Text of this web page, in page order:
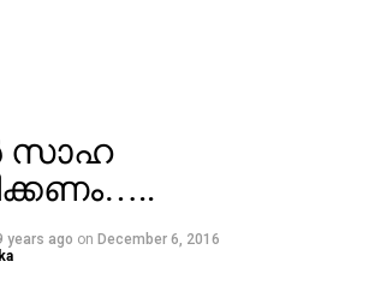
സാഹ
years ago on December 6, 2016